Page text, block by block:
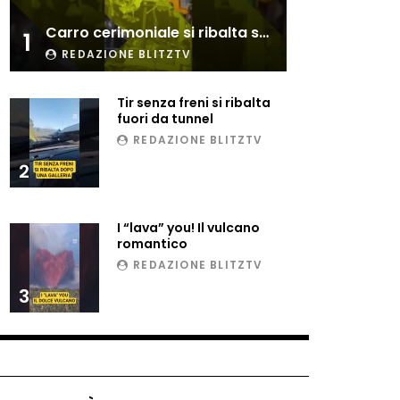
Esplode cabina elettrica
sotterranea
Grattacielo crolla per un
incendio
Ammiocuggino con la ruspa…
1 Carro cerimoniale si ribalta sulla folla
REDAZIONE BLITZTV
2
Tir senza freni si ribalta
fuori da tunnel
REDAZIONE BLITZTV
3
I “lava” you! Il vulcano
romantico
REDAZIONE BLITZTV